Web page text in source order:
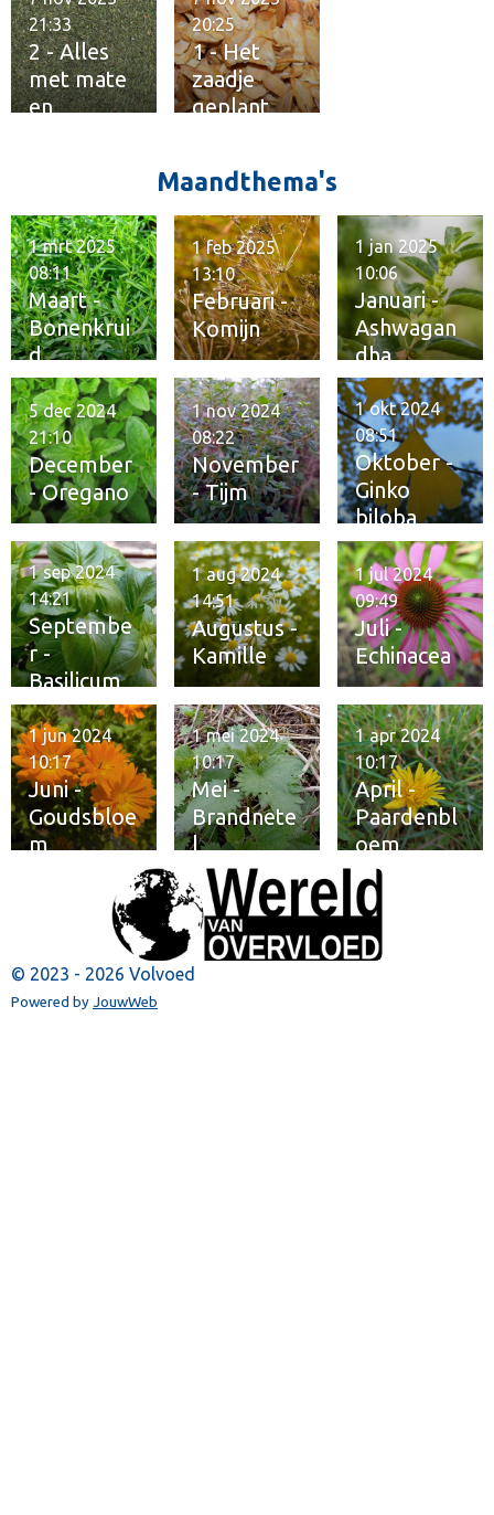
2 - Alles
met mate
en
21:33
1 - Het
zaadje
geplant
20:25
Maandthema's
Maart -
Bonenkrui
d
1 mrt 2025
08:11
Februari -
Komijn
1 feb 2025
13:10
Januari -
Ashwagan
dha
1 jan 2025
10:06
December
- Oregano
5 dec 2024
21:10
November
- Tijm
1 nov 2024
08:22
Oktober -
Ginko
biloba
1 okt 2024
08:51
Septembe
r -
Basilicum
1 sep 2024
14:21
Augustus -
Kamille
1 aug 2024
14:51
Juli -
Echinacea
1 jul 2024
09:49
Juni -
Goudsbloe
m
1 jun 2024
10:17
Mei -
Brandnete
l
1 mei 2024
10:17
April -
Paardenbl
oem
1 apr 2024
10:17
© 2023 - 2026 Volvoed
Powered by JouwWeb